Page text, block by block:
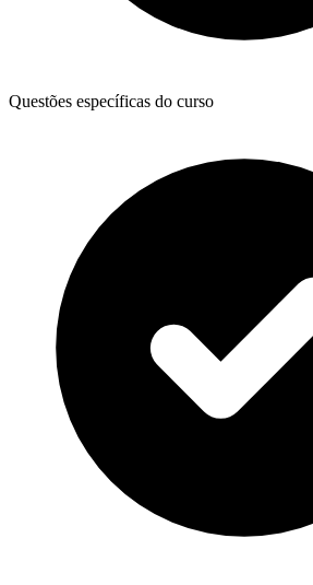
Questões específicas do curso